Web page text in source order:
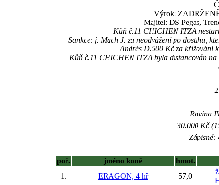
Výrok:
Majitel: DS Pegas,
Kůň č.11 CHICHEN ITZA
Sankce: j. Mach J. za neodvážení po dostihu,
Andrés D.500 Kč za křižování
Kůň č.11 CHICHEN ITZA byla distancován na
Rovina
30.000 Kč
Zápisné:
poř. jméno koně
hmot.
1.
ERAGON, 4 hř 57,0